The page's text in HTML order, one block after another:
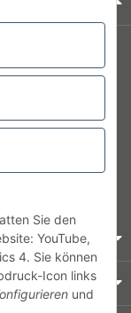
Sie den
YouTube,
4. Sie können
Icon links
und